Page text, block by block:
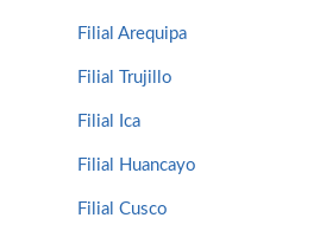
Filial Arequipa
Filial Trujillo
Filial Ica
Filial Huancayo
Filial Cusco